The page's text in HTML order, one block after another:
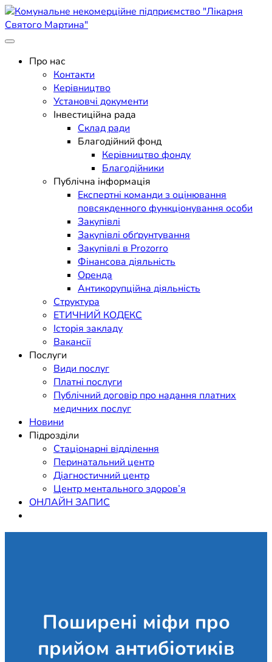
Skip
to
content
Комунальне некомерційне
підприємство "Лікарня
Святого Мартина"
Поліклініка Мукачево
Про нас
Контакти
Керівництво
Установчі документи
Інвестиційна рада
Склад ради
Благодійний фонд
Керівництво фонду
Благодійники
Публічна інформація
Експертні команди з оцінювання
повсякденного функціонування особи
Закупівлі
Закупівлі обґрунтування
Закупівлі в Prozorro
Фінансова діяльність
Оренда
Антикорупційна діяльність
Структура
ЕТИЧНИЙ КОДЕКС
Історія закладу
Вакансії
Послуги
Види послуг
Платні послуги
Публічний договір про надання платних
медичних послуг
Новини
Підрозділи
Стаціонарні відділення
Перинатальний центр
Діагностичний центр
Центр ментального здоров’я
ОНЛАЙН ЗАПИС
Поширені міфи про
прийом антибіотиків